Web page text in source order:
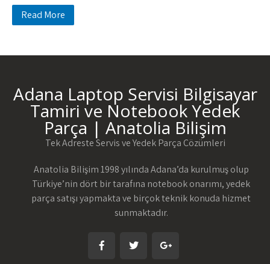
Read More
Adana Laptop Servisi Bilgisayar
Tamiri ve Notebook Yedek
Parça | Anatolia Bilişim
Tek Adreste Servis ve Yedek Parça Çözümleri
Anatolia Bilişim 1998 yılında Adana’da kurulmuş olup
Türkiye’nin dört bir tarafına notebook onarımı, yedek
parça satışı yapmakta ve birçok teknik konuda hizmet
sunmaktadır.